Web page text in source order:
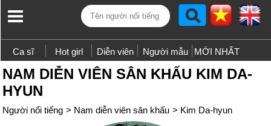
Ca sĩ Hot girl Diễn viên Người mẫu MỚI NHẤT
NAM DIỄN VIÊN SÂN KHẤU KIM DA-
HYUN
Người nổi tiếng > Nam diễn viên sân khấu > Kim Da-hyun